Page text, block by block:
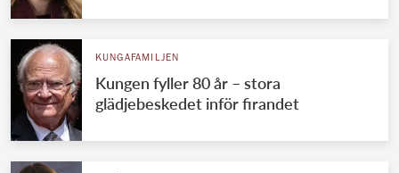
KUNGAFAMILJEN
Kungen fyller 80 år – stora
glädjebeskedet inför firandet